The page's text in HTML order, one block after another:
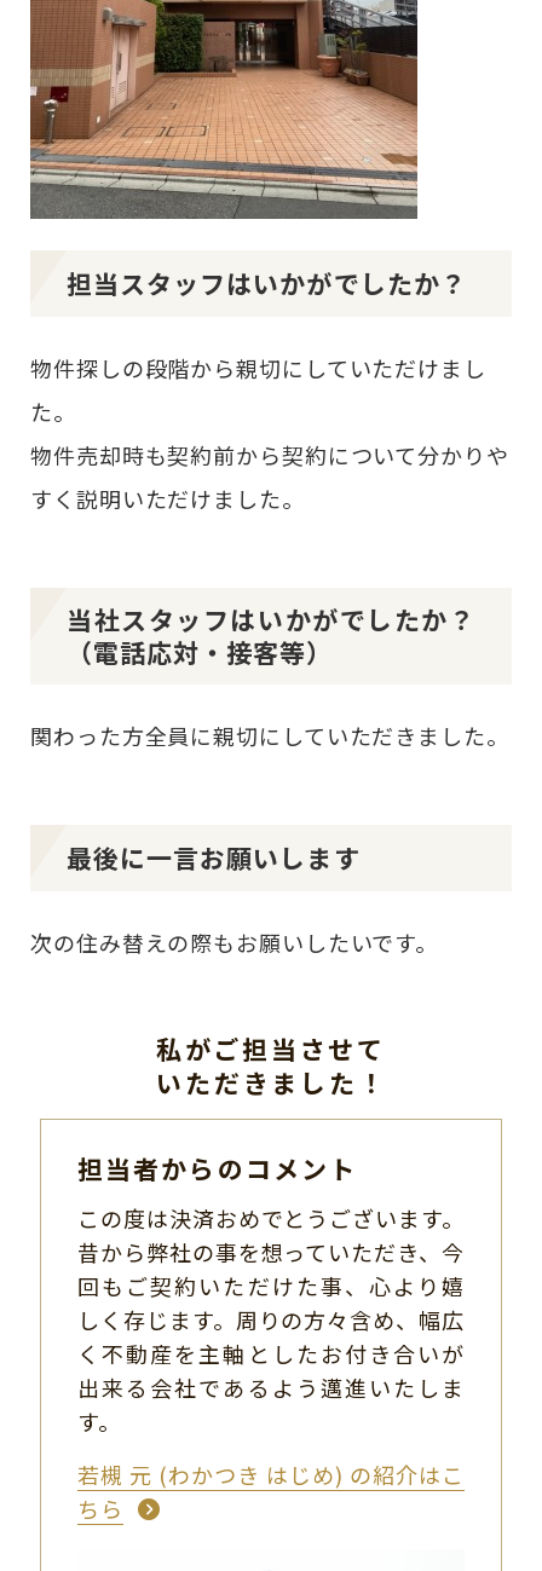
担当スタッフはいかがでしたか？
物件探しの段階から親切にしていただけまし
た。
物件売却時も契約前から契約について分かりや
すく説明いただけました。
当社スタッフはいかがでしたか？
（電話応対・接客等）
関わった方全員に親切にしていただきました。
最後に一言お願いします
次の住み替えの際もお願いしたいです。
私がご担当させて
いただきました！
担当者からのコメント
この度は決済おめでとうございます。
昔から弊社の事を想っていただき、今
回もご契約いただけた事、心より嬉
しく存じます。周りの方々含め、幅広
く不動産を主軸としたお付き合いが
出来る会社であるよう邁進いたしま
す。
若槻 元 (わかつき はじめ) の紹介はこ
ちら